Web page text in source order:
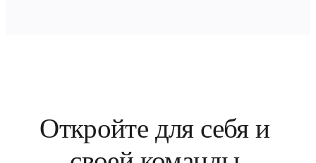
Откройте для себя и